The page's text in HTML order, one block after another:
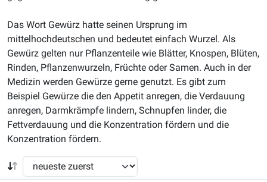
Das Wort Gewürz hatte seinen Ursprung im
mittelhochdeutschen und bedeutet einfach Wurzel. Als
Gewürz gelten nur Pflanzenteile wie Blätter, Knospen, Blüten,
Rinden, Pflanzenwurzeln, Früchte oder Samen. Auch in der
Medizin werden Gewürze gerne genutzt. Es gibt zum
Beispiel Gewürze die den Appetit anregen, die Verdauung
anregen, Darmkrämpfe lindern, Schnupfen linder, die
Fettverdauung und die Konzentration fördern und die
Konzentration fördern.